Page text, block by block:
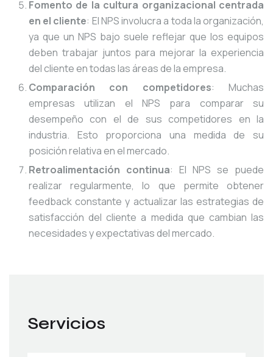
Fomento de la cultura organizacional centrada
en el cliente: El NPS involucra a toda la organización,
ya que un NPS bajo suele reflejar que los equipos
deben trabajar juntos para mejorar la experiencia
del cliente en todas las áreas de la empresa.
Comparación con competidores: Muchas
empresas utilizan el NPS para comparar su
desempeño con el de sus competidores en la
industria. Esto proporciona una medida de su
posición relativa en el mercado.
Retroalimentación continua: El NPS se puede
realizar regularmente, lo que permite obtener
feedback constante y actualizar las estrategias de
satisfacción del cliente a medida que cambian las
necesidades y expectativas del mercado.
Servicios